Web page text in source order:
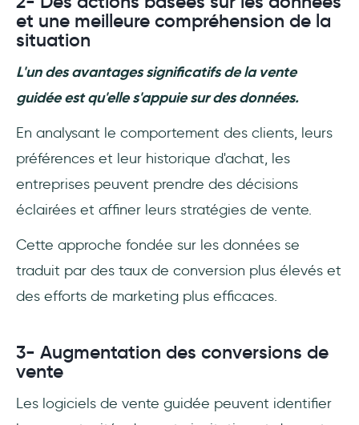
et une meilleure compréhension de la
situation
L'un des avantages significatifs de la vente
guidée est qu'elle s'appuie sur des données.
En analysant le comportement des clients, leurs
préférences et leur historique d'achat, les
entreprises peuvent prendre des décisions
éclairées et affiner leurs stratégies de vente.
Cette approche fondée sur les données se
traduit par des taux de conversion plus élevés et
des efforts de marketing plus efficaces.
3- Augmentation des conversions de
vente
Les logiciels de vente guidée peuvent identifier